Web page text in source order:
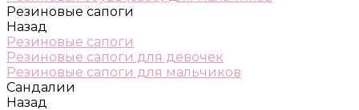
Резиновые сапоги
Назад
Резиновые сапоги
Резиновые сапоги для девочек
Резиновые сапоги для мальчиков
Сандалии
Назад